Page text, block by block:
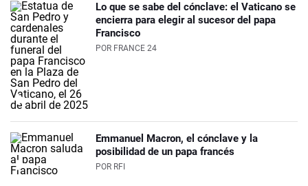
Lo que se sabe del cónclave: el Vaticano se
encierra para elegir al sucesor del papa
Francisco
POR FRANCE 24
Emmanuel Macron, el cónclave y la
posibilidad de un papa francés
POR RFI